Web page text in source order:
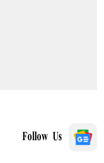
Follow Us